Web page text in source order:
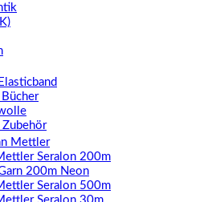
Zubehör
Mettler
Seralon 200m
200m Neon
Seralon 500m